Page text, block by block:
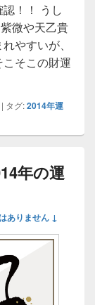
！！ うし
微や天乙貴
やすいが、
そこの財運
年の運勢
| タグ:2014年運
年の運
ありません ↓